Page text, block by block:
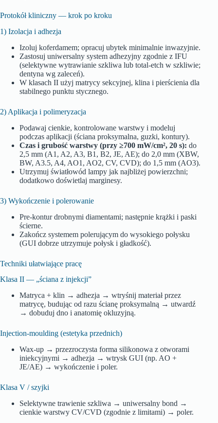
Protokół kliniczny — krok po kroku
1) Izolacja i adhezja
Izoluj koferdamem; opracuj ubytek minimalnie inwazyjnie.
Zastosuj uniwersalny system adhezyjny zgodnie z IFU
(selektywne wytrawianie szkliwa lub total‑etch w szkliwie;
dentyna wg zaleceń).
W klasach II użyj matrycy sekcyjnej, klina i pierścienia dla
stabilnego punktu stycznego.
2) Aplikacja i polimeryzacja
Podawaj cienkie, kontrolowane warstwy i modeluj
podczas aplikacji (ściana proksymalna, guzki, kontury).
Czas i grubość warstwy (przy ≥700 mW/cm², 20 s): do
2,5 mm (A1, A2, A3, B1, B2, JE, AE); do 2,0 mm (XBW,
BW, A3.5, A4, AO1, AO2, CV, CVD); do 1,5 mm (AO3).
Utrzymuj światłowód lampy jak najbliżej powierzchni;
dodatkowo doświetlaj marginesy.
3) Wykończenie i polerowanie
Pre‑kontur drobnymi diamentami; następnie krążki i paski
ścierne.
Zakończ systemem polerującym do wysokiego połysku
(GUI dobrze utrzymuje połysk i gładkość).
Techniki ułatwiające pracę
Klasa II — „ściana z injekcji”
Matryca + klin → adhezja → wtryśnij materiał przez
matrycę, budując od razu ścianę proksymalną → utwardź
→ dobuduj dno i anatomię okluzyjną.
Injection‑moulding (estetyka przednich)
Wax‑up → przezroczysta forma silikonowa z otworami
iniekcyjnymi → adhezja → wtrysk GUI (np. AO +
JE/AE) → wykończenie i poler.
Klasa V / szyjki
Selektywne trawienie szkliwa → uniwersalny bond →
cienkie warstwy CV/CVD (zgodnie z limitami) → poler.